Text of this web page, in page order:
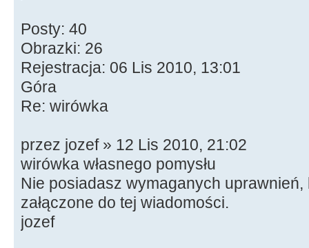
Posty: 40
Obrazki: 26
Rejestracja: 06 Lis 2010, 13:01
Góra
Re: wirówka
przez jozef » 12 Lis 2010, 21:02
wirówka własnego pomysłu
Nie posiadasz wymaganych
załączone do tej wiadomości.
jozef